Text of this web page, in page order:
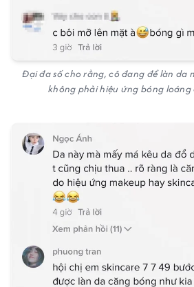
Đại đa số cho rằng, cô đang để làn da
không phải hiệu ứng bóng loáng